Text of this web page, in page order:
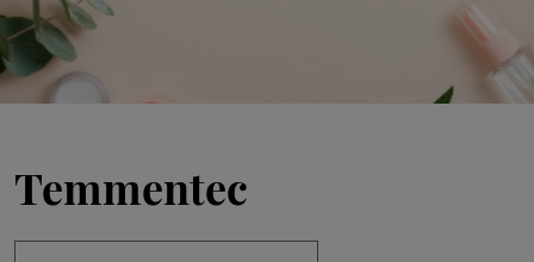
Temmentec